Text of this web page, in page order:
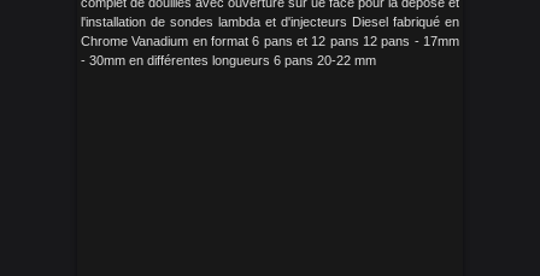
l'installation de sondes lambda et d'injecteurs Diesel fabriqué en
Chrome Vanadium en format 6 pans et 12 pans 12 pans - 17mm
- 30mm en différentes longueurs 6 pans 20-22 mm